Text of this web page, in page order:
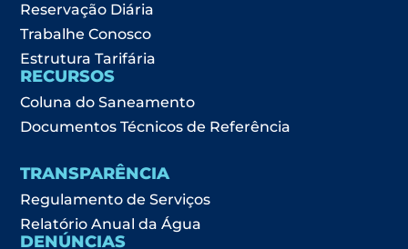
Reservação Diária
Trabalhe Conosco
Estrutura Tarifária
RECURSOS
Coluna do Saneamento
Documentos Técnicos de Referência
TRANSPARÊNCIA
Regulamento de Serviços
Relatório Anual da Água
DENÚNCIAS